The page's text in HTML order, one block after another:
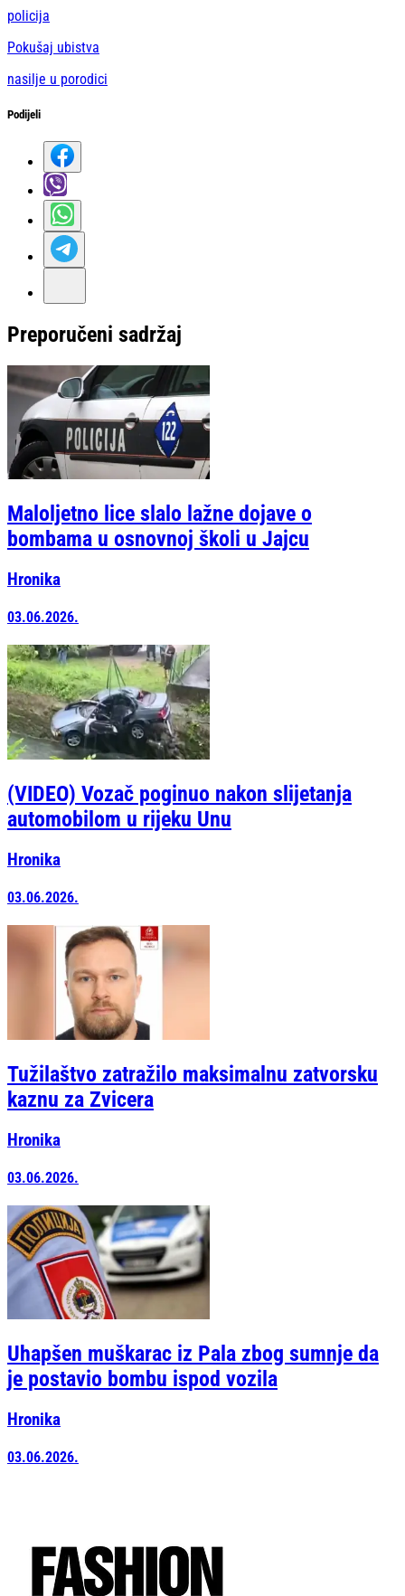
policija
Pokušaj ubistva
nasilje u porodici
Podijeli
Preporučeni sadržaj
Maloljetno lice slalo lažne dojave o
bombama u osnovnoj školi u Jajcu
Hronika
03.06.2026.
(VIDEO) Vozač poginuo nakon slijetanja
automobilom u rijeku Unu
Hronika
03.06.2026.
Tužilaštvo zatražilo maksimalnu zatvorsku
kaznu za Zvicera
Hronika
03.06.2026.
Uhapšen muškarac iz Pala zbog sumnje da
je postavio bombu ispod vozila
Hronika
03.06.2026.